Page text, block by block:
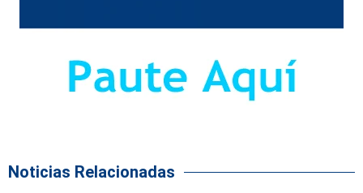
Noticias Relacionadas